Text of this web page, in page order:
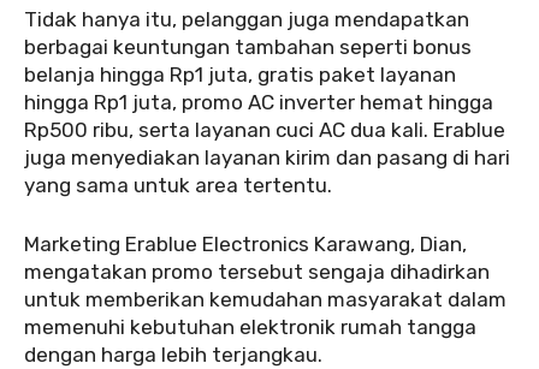
‎‎Tidak hanya itu, pelanggan juga mendapatkan
berbagai keuntungan tambahan seperti bonus
belanja hingga Rp1 juta, gratis paket layanan
hingga Rp1 juta, promo AC inverter hemat hingga
Rp500 ribu, serta layanan cuci AC dua kali. Erablue
juga menyediakan layanan kirim dan pasang di hari
yang sama untuk area tertentu.
‎‎Marketing Erablue Electronics Karawang, Dian,
mengatakan promo tersebut sengaja dihadirkan
untuk memberikan kemudahan masyarakat dalam
memenuhi kebutuhan elektronik rumah tangga
dengan harga lebih terjangkau.